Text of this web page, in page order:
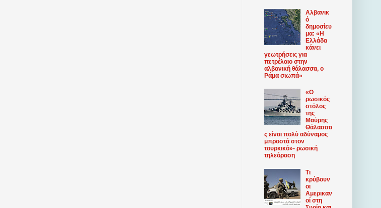
Αλβανικ
ό
δημοσίευ
μα: «Η
Ελλάδα
κάνει
γεωτρήσεις για
πετρέλαιο στην
αλβανική θάλασσα, ο
Ράμα σιωπά»
«Ο
ρωσικός
στόλος
της
Μαύρης
Θάλασσα
ς είναι πολύ αδύναμος
μπροστά στον
τουρκικό»- ρωσική
τηλεόραση
Τι
κρύβουν
οι
Αμερικαν
οί στη